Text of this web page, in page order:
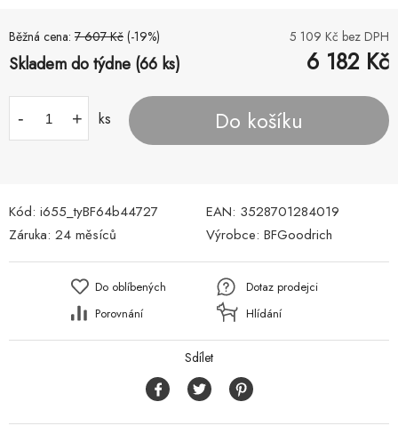
Běžná cena: 7 607 Kč (-19%) 5 109 Kč bez DPH
Skladem do týdne (66 ks) 6 182 Kč
- + ks Do košíku
Kód: i655_tyBF64b44727 EAN: 3528701284019
Záruka: 24 měsíců Výrobce: BFGoodrich
Do oblíbených
Porovnání
Dotaz prodejci
Hlídání
Sdílet